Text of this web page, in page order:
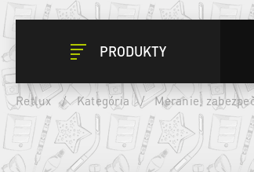
PRODUKTY
Retlux / Kategória / Meranie,